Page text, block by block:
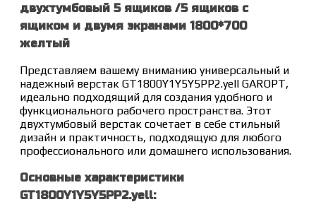
двухтумбовый 5 ящиков /5 ящиков с
ящиком и двумя экранами 1800*700
желтый
Представляем вашему вниманию универсальный и
надежный верстак GT1800Y1Y5Y5PP2.yell GAROPT,
идеально подходящий для создания удобного и
функционального рабочего пространства. Этот
двухтумбовый верстак сочетает в себе стильный
дизайн и практичность, подходящую для любого
профессионального или домашнего использования.
Основные характеристики
GT1800Y1Y5Y5PP2.yell: